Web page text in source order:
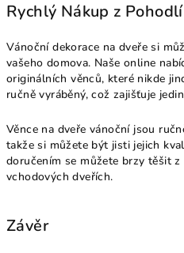
Rychlý Nákup z
Vánoční dekorace na dveře si
vašeho domova. Naše online
originálních věnců, které nikde
ručně vyráběný, což zajišťuje
Věnce na dveře vánoční jsou
takže si můžete být jisti jejich
doručením se můžete brzy těšit
vchodových dveřích.
Závěr